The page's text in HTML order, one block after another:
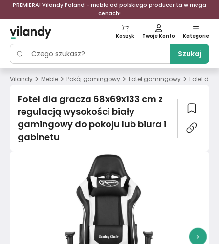
PREMIERA! Vilandy Poland - meble od polskiego producenta w mega
cenach!
Szukaj
Koszyk Twoje Konto Kategorie
Vilandy > Meble > Pokój gamingowy > Fotel gamingowy > Fotel dla
Fotel dla gracza 68x69x133 cm z
regulacją wysokości biały
gamingowy do pokoju lub biura i
gabinetu
>